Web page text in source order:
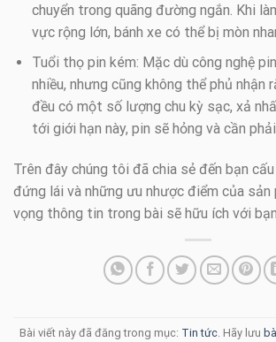
chuyển trong quãng đường ngắn. Khi
vực rộng lớn, bánh xe có thể bị mòn
Tuổi thọ pin kém: Mặc dù công nghệ
nhiều, nhưng cũng không thể phủ nhận
đều có một số lượng chu kỳ sạc, xả
tới giới hạn này, pin sẽ hỏng và cần
Trên đây chúng tôi đã chia sẻ đến bạn
đứng lái và những ưu nhược điểm của sản
vọng thông tin trong bài sẽ hữu ích với
Bài viết này đã đăng trong mục: Tin tức . Hãy lưu